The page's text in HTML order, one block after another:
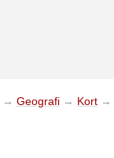
→ Geografi → Kort →